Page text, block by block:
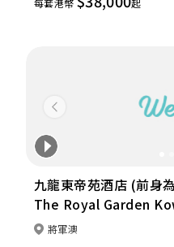
每套港幣 起
Previous
九龍東帝苑酒店 (前身
日酒店)
The Royal Garden
Crowne Plaza Hong
將軍澳